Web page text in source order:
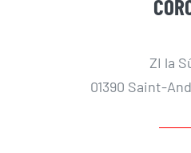
ZI la
01390 Saint-